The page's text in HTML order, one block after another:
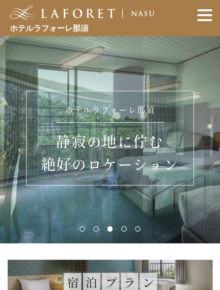
ホテルラフォーレ那須
ホテルラフォーレ那須
静寂の地に佇む
絶好のロケーション